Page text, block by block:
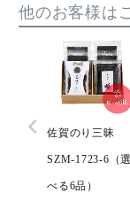
他のお客様は
佐賀のり三昧
SZM-1723-6（選
べる6品）